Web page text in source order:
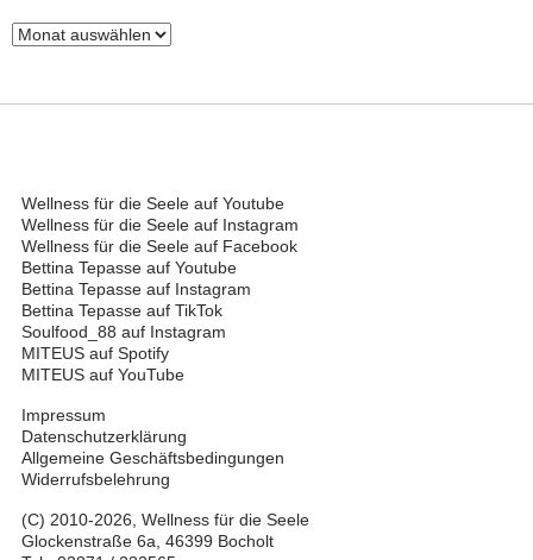
Archiv
Wellness für die Seele auf Youtube
Wellness für die Seele auf Instagram
Wellness für die Seele auf Facebook
Bettina Tepasse auf Youtube
Bettina Tepasse auf Instagram
Bettina Tepasse auf TikTok
Soulfood_88 auf Instagram
MITEUS auf Spotify
MITEUS auf YouTube
Impressum
Datenschutzerklärung
Allgemeine Geschäftsbedingungen
Widerrufsbelehrung
(C) 2010-2026, Wellness für die Seele
Glockenstraße 6a, 46399 Bocholt